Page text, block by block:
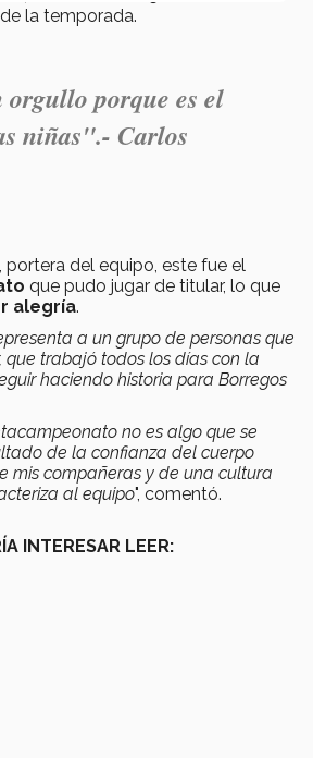
la temporada.
orgullo porque es el
niñas".- Carlos
portera del equipo, este fue el
que pudo jugar de titular, lo que
alegría.
a un grupo de personas que
que trabajó todos los días con la
haciendo historia para Borregos
no es algo que se
de la confianza del cuerpo
mis compañeras y de una cultura
al equipo", comentó.
INTERESAR LEER: